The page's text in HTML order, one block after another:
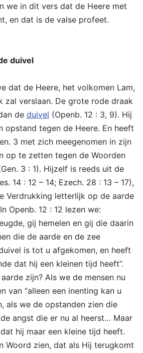
we in dit vers dat de Heere met
en dat is de valse profeet.
duivel
dat de Heere, het volkomen Lam,
zal verslaan. De grote rode draak
de duivel (Openb. 12 : 3, 9). Hij
opstand tegen de Heere. En heeft
3 met zich meegenomen in zijn
op te zetten tegen de Woorden
3 : 1). Hijzelf is reeds uit de
14 : 12 – 14; Ezech. 28 : 13 – 17),
Verdrukking letterlijk op de aarde
Openb. 12 : 12 lezen we:
gij hemelen en gij die daarin
die de aarde en de zee
is tot u afgekomen, en heeft
dat hij een kleinen tijd heeft”.
zijn? Als we de mensen nu
van “alleen een inenting kan u
als we de opstanden zien die
angst die er nu al heerst… Maar
hij maar een kleine tijd heeft.
Woord zien, dat als Hij terugkomt